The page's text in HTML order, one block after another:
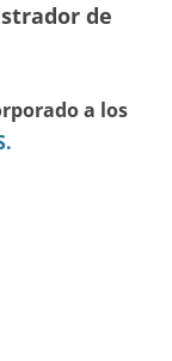
de
a los